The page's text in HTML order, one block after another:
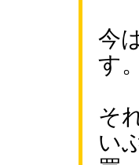
今
す
そ
い